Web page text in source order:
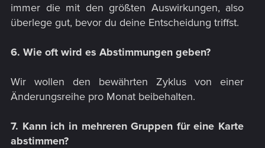
immer die mit den größten Auswirkungen, also
überlege gut, bevor du deine Entscheidung triffst.​
6. Wie oft wird es Abstimmungen geben?
Wir wollen den bewährten Zyklus von einer
Änderungsreihe pro Monat beibehalten.​
7. Kann ich in mehreren Gruppen für eine Karte
abstimmen?